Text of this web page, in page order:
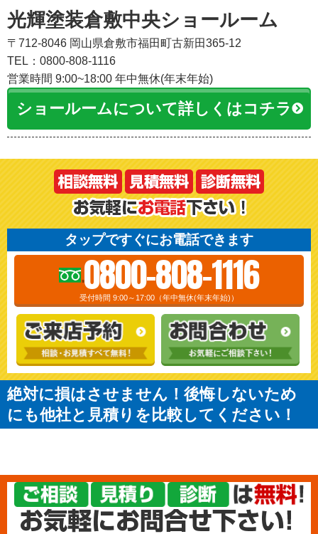
光輝塗装倉敷中央ショールーム
〒712-8046 岡山県倉敷市福田町古新田365-12
TEL：0800-808-1116
営業時間 9:00~18:00 年中無休(年末年始)
ショールームについて詳しくはコチラ
タップですぐにお電話できます
0800-808-1116
受付時間 9:00～17:00（年中無休(年末年始)）
絶対に損はさせません！後悔しないため
にも他社と見積りを比較してください！